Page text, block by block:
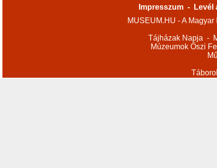
Impresszum -
Levél
MUSEUM.HU - A
Tájházak Napja -
Múzeumok Őszi